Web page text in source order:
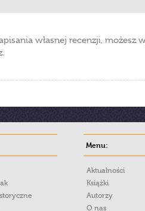
własnej recenzji, możesz
Menu:
Aktualności
Książki
Autorzy
O nas